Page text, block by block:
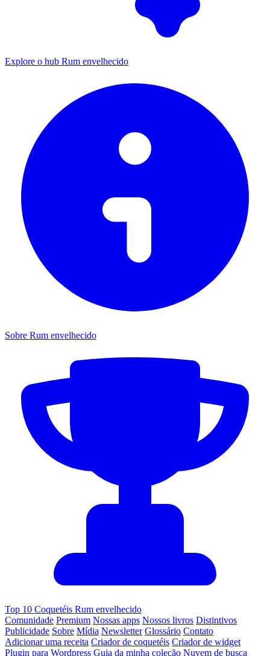
Explore o hub Rum envelhecido
Sobre Rum envelhecido
Top 10 Coquetéis Rum envelhecido
Comunidade Premium Nossas apps Nossos livros Distintivos
Publicidade Sobre Mídia Newsletter Glossário Contato
Adicionar uma receita Criador de coquetéis Criador de widget
Plugin para Wordpress Guia da minha coleção Nuvem de busca